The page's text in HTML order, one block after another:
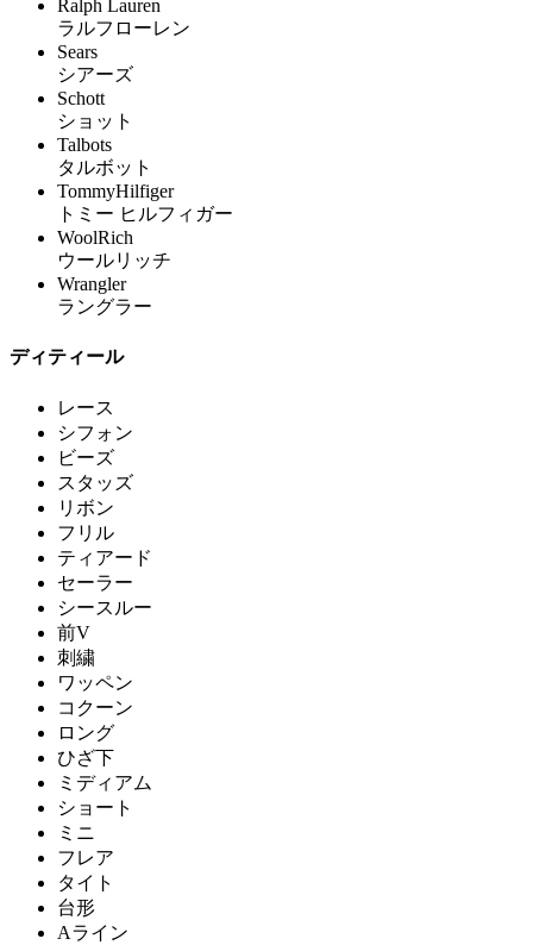
Ralph Lauren
ラルフローレン
Sears
シアーズ
Schott
ショット
Talbots
タルボット
TommyHilfiger
トミー ヒルフィガー
WoolRich
ウールリッチ
Wrangler
ラングラー
ディティール
レース
シフォン
ビーズ
スタッズ
リボン
フリル
ティアード
セーラー
シースルー
前V
刺繍
ワッペン
コクーン
ロング
ひざ下
ミディアム
ショート
ミニ
フレア
タイト
台形
Aライン